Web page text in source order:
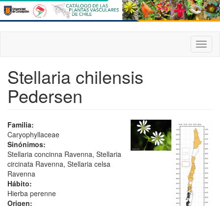
Pasar
al
contenido
principal
Stellaria chilensis
Pedersen
Familia:
Caryophyllaceae
Sinónimos:
Stellaria concinna Ravenna, Stellaria
circinata Ravenna, Stellaria celsa
Ravenna
Hábito:
Hierba perenne
Origen: